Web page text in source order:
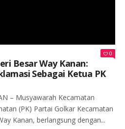
0
Besar Way Kanan:
Sebagai Ketua PK
– Musyawarah Kecamatan
(PK) Partai Golkar Kecamatan
Kanan, berlangsung dengan...